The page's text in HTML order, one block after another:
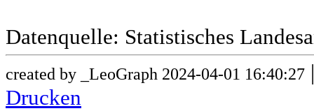
Datenquelle: Statistisches
created by _LeoGraph 2024-04-01 16:40:27
Drucken